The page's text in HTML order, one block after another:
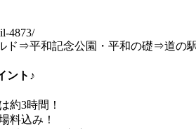
4873/
ド⇒平和記念公園・平和の礎⇒道の
ント♪
約3時間！
料込み！